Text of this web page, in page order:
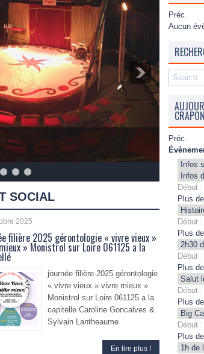
SOCIAL
2025
filière 2025 gérontologie « vivre vieux »
» Monistrol sur Loire 061125 a la
journée filière 2025 gérontologie
« vivre vieux » vivre mieux »
Monistrol sur Loire 061125 a la
capitelle Caroline Goncalves &
Sylvain Lantheaume
En lire plus !
Préc.
Aucun
Préc.
Infos
Infos
Début :
Plus
Début :
Plus
2h30
Début :
Plus
Salut
Début :
Plus
Big
Début :
Plus
1h de